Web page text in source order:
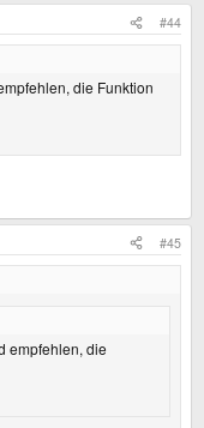
#44
die Funktion
#45
empfehlen, die